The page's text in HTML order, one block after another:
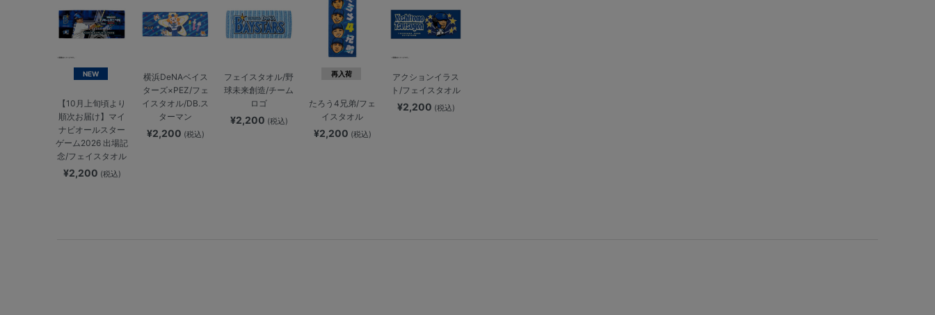
NEW
【10月上旬頃より
順次お届け】マイ
ナビオールスター
ゲーム2026 出場記
念/フェイスタオル
¥2,200 (税込)
横浜DeNAベイス
ターズ×PEZ/フェ
イスタオル/DB.ス
ターマン
¥2,200 (税込)
フェイスタオル/野
球未来創造/チーム
ロゴ
¥2,200 (税込)
再入荷
たろう4兄弟/フェ
イスタオル
¥2,200 (税込)
アクションイラス
ト/フェイスタオル
¥2,200 (税込)